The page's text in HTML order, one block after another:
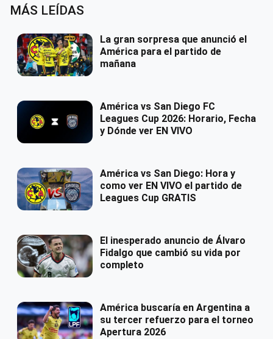
MÁS LEÍDAS
La gran sorpresa que anunció el
América para el partido de
mañana
América vs San Diego FC
Leagues Cup 2026: Horario, Fecha
y Dónde ver EN VIVO
América vs San Diego: Hora y
como ver EN VIVO el partido de
Leagues Cup GRATIS
El inesperado anuncio de Álvaro
Fidalgo que cambió su vida por
completo
América buscaría en Argentina a
su tercer refuerzo para el torneo
Apertura 2026